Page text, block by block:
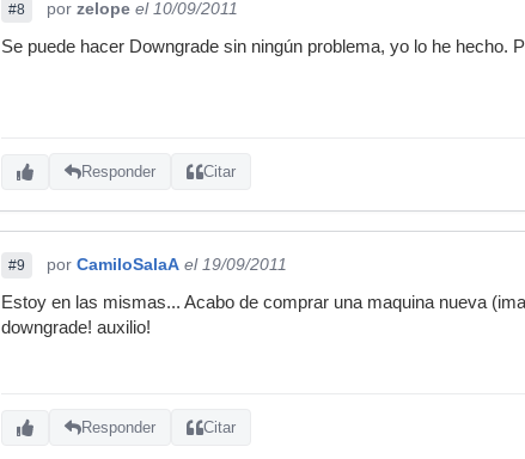
#8 por zelope el 10/09/2011
Se puede hacer Downgrade sin ningún problema, yo lo he hecho.
Responder Citar
#9 por CamiloSalaA el 19/09/2011
Estoy en las mismas... Acabo de comprar una maquina nueva
downgrade! auxilio!
Responder Citar